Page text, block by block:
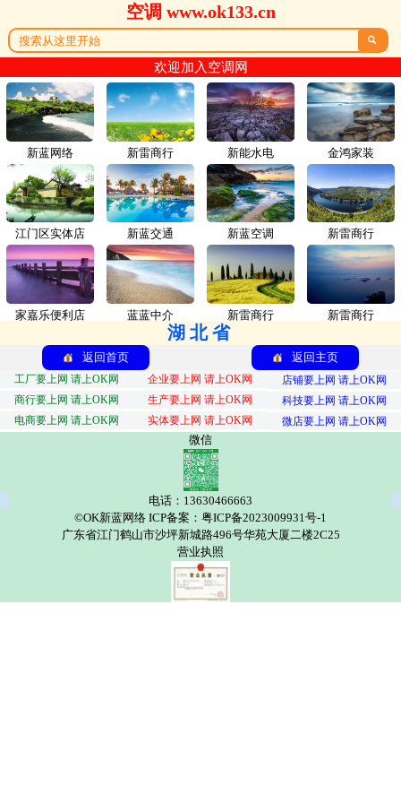
空调 www.ok133.cn

欢迎加入空调网
新蓝网络 新雷商行
江门区实体店 新蓝交通
家嘉乐便利店 蓝蓝中介
新能水电 金鸿家装
新蓝空调 新雷商行
新雷商行 新雷商行
湖北省
返回首页 返回主页
工厂要上网 请上OK网 企业要上网 请上OK网
店铺要上网 请上OK网
商行要上网 请上OK网
生产要上网 请上OK网
科技要上网 请上OK网
电商要上网 请上OK网
实体要上网 请上OK网 微店要上网 请上OK网
微信
电话：13630466663
©OK新蓝网络 ICP备案：粤ICP备2023009931号-1
广东省江门鹤山市沙坪新城路496号华苑大厦二楼2C25
营业执照